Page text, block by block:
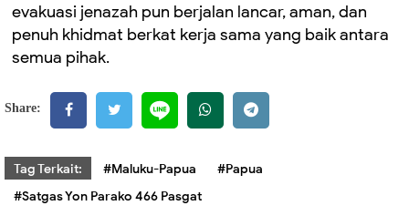
evakuasi jenazah pun berjalan lancar, aman, dan
penuh khidmat berkat kerja sama yang baik antara
semua pihak.
Share:
Tag Terkait: #Maluku-Papua
#Papua
#Satgas Yon Parako 466 Pasgat